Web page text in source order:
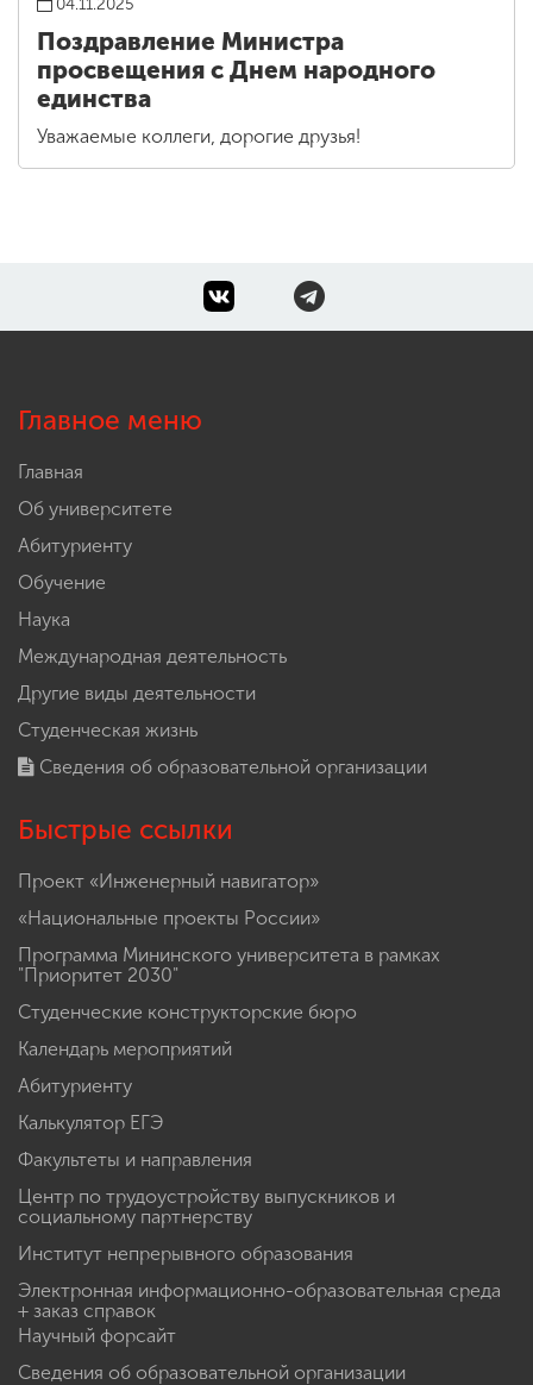
Поздравление Министра
просвещения с Днем народного
единства
Уважаемые коллеги, дорогие друзья!
Главное меню
Главная
Об университете
Абитуриенту
Обучение
Наука
Международная деятельность
Другие виды деятельности
Студенческая жизнь
Сведения об образовательной организации
Быстрые ссылки
Проект «Инженерный навигатор»
«Национальные проекты России»
Программа Мининского университета в рамках
"Приоритет 2030"
Студенческие конструкторские бюро
Календарь мероприятий
Абитуриенту
Калькулятор ЕГЭ
Факультеты и направления
Центр по трудоустройству выпускников и
социальному партнерству
Институт непрерывного образования
Электронная информационно-образовательная среда
+ заказ справок
Научный форсайт
Сведения об образовательной организации